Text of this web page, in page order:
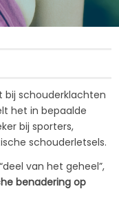
bij schouderklachten
het in bepaalde
bij sporters,
schouderletsels.
van het geheel”,
benadering op